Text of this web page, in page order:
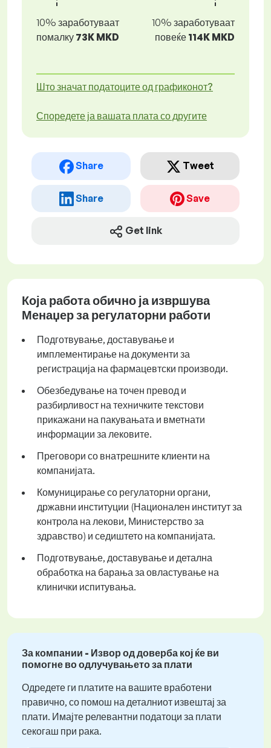
10% заработуваат
помалку 73K MKD
10% заработуваат
повеќе 114K MKD
Што значат податоците од графиконот?
Споредете ја вашата плата со другите
Share Tweet
Share Save
Get link
Која работа обично ја извршува
Менаџер за регулаторни работи
Подготвување, доставување и
имплементирање на документи за
регистрација на фармацевтски производи.
Обезбедување на точен превод и
разбирливост на техничките текстови
прикажани на пакувањата и вметнати
информации за лековите.
Преговори со внатрешните клиенти на
компанијата.
Комуницирање со регулаторни органи,
државни институции (Национален институт за
контрола на лекови, Министерство за
здравство) и седиштето на компанијата.
Подготвување, доставување и детална
обработка на барања за овластување на
клинички испитувања.
За компании - Извор од доверба кој ќе ви
помогне во одлучувањето за плати
Одредете ги платите на вашите вработени
правично, со помош на деталниот извештај за
плати. Имајте релевантни податоци за плати
секогаш при рака.